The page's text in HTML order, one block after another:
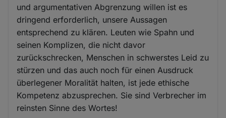
und argumentativen Abgrenzung willen ist es
dringend erforderlich, unsere Aussagen
entsprechend zu klären. Leuten wie Spahn und
seinen Komplizen, die nicht davor
zurückschrecken, Menschen in schwerstes Leid zu
stürzen und das auch noch für einen Ausdruck
überlegener Moralität halten, ist jede ethische
Kompetenz abzusprechen. Sie sind Verbrecher im
reinsten Sinne des Wortes!